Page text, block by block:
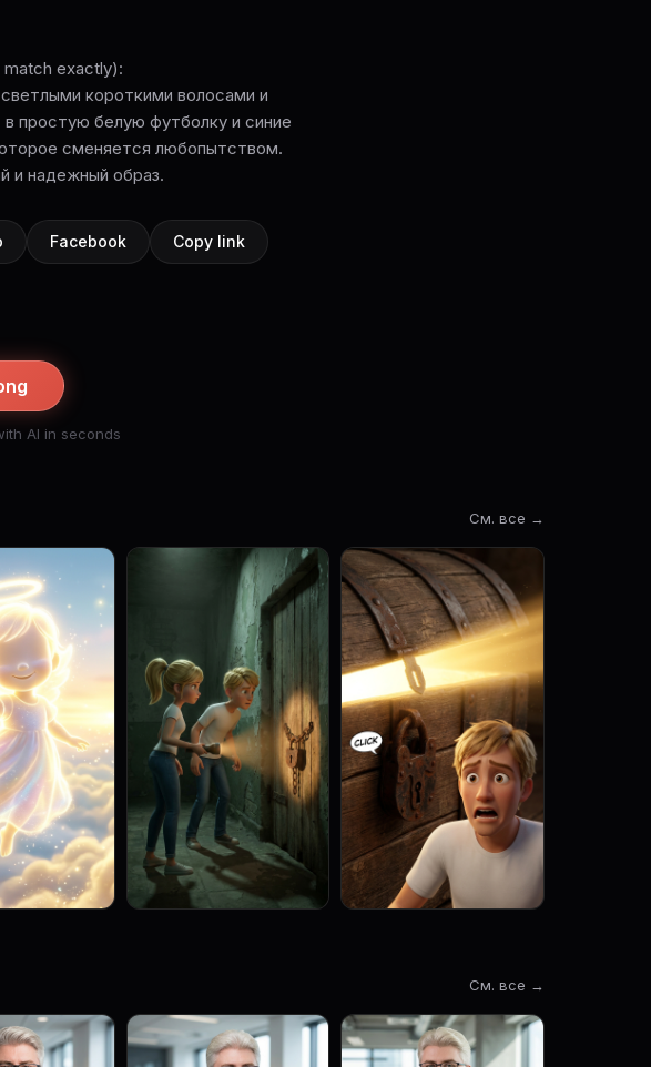
exactly):
короткими волосами и
простую белую футболку и синие
сменяется любопытством.
и надежный образ.
Facebook Copy link
AI in seconds
См. все →
См. все →